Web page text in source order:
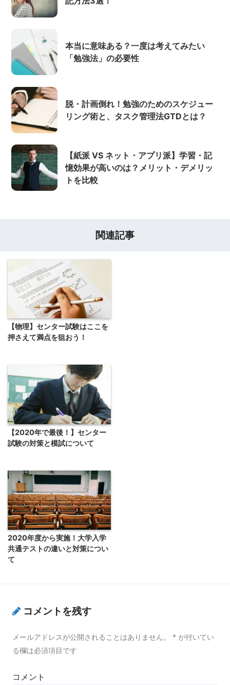
本当に意味ある？一度は考えてみたい
「勉強法」の必要性
脱・計画倒れ！勉強のためのスケジュー
リング術と、タスク管理法GTDとは？
【紙派 VS ネット・アプリ派】学習・記
憶効果が高いのは？メリット・デメリッ
トを比較
関連記事
【物理】センター試験はここを
押さえて満点を狙おう！
【2020年で最後！】センター
試験の対策と模試について
2020年度から実施！大学入学
共通テストの違いと対策につい
て
コメントを残す
メールアドレスが公開されることはありません。 * が付いてい
る欄は必須項目です
コメント